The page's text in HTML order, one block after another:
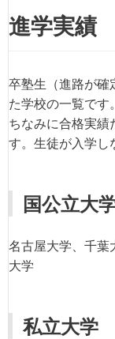
進学実績
卒塾生（進路が確
た学校の一覧です。
ちなみに合格実績
す。生徒が入学し
国公立大
名古屋大学、千葉
大学
私立大学